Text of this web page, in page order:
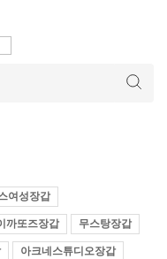
여성장갑
까또즈장갑 무스탕장갑
아크네스튜디오장갑